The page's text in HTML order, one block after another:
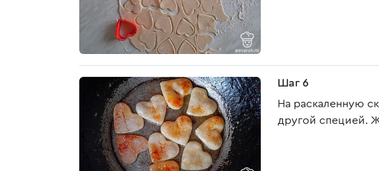
Шаг 6
На раскаленную
другой специей.